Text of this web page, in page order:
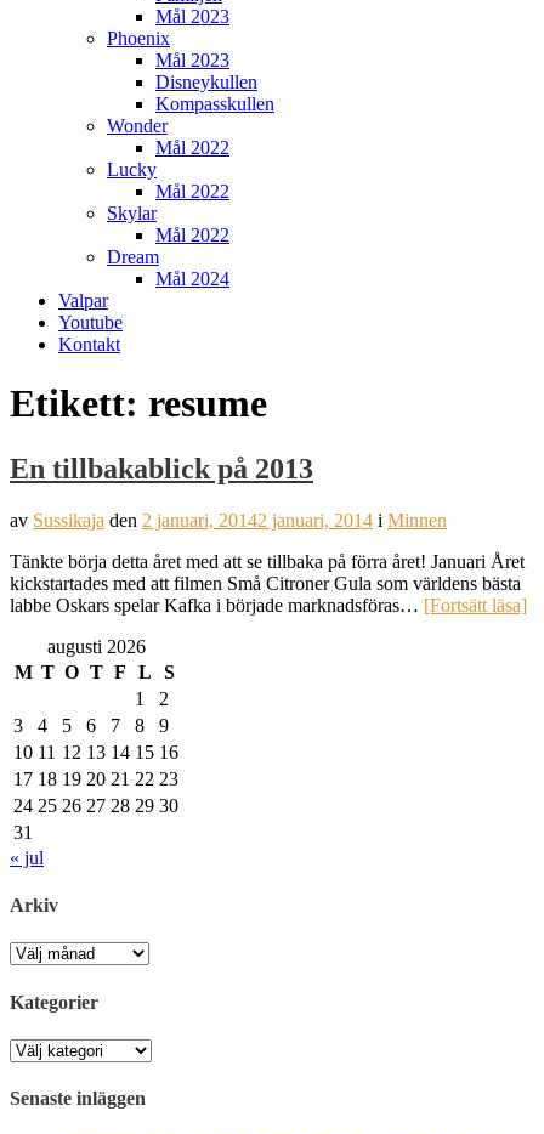
Mål 2023
Phoenix
Mål 2023
Disneykullen
Kompasskullen
Wonder
Mål 2022
Lucky
Mål 2022
Skylar
Mål 2022
Dream
Mål 2024
Valpar
Youtube
Kontakt
Etikett: resume
En tillbakablick på 2013
av Sussikaja den 2 januari, 20142 januari, 2014 i Minnen
Tänkte börja detta året med att se tillbaka på förra året! Januari Året
kickstartades med att filmen Små Citroner Gula som världens bästa
labbe Oskars spelar Kafka i började marknadsföras… [Fortsätt läsa]
augusti 2026
M T O T F L
S
1
2
3
4 5 6 7 8
9
10 11 12 13 14 15 16
17 18 19 20 21 22 23
24 25 26 27 28 29 30
31
« jul
Arkiv
Arkiv
Kategorier
Kategorier
Senaste inläggen